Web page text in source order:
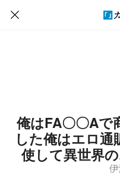
俺はFA〇〇Aで
した俺はエロ
使して異世界